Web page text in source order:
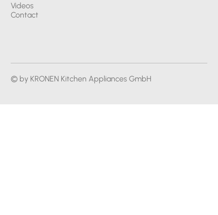
© by KRONEN Kitchen Appliances GmbH
Videos
Contact